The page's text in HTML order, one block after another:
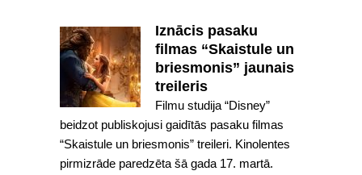
Iznācis pasaku
filmas “Skaistule un
briesmonis” jaunais
treileris
Filmu studija “Disney”
beidzot publiskojusi gaidītās pasaku filmas
“Skaistule un briesmonis” treileri. Kinolentes
pirmizrāde paredzēta šā gada 17. martā.